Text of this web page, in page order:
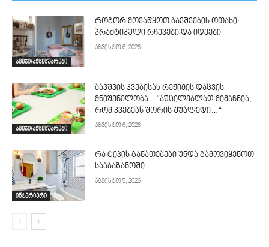
ავეჯი/აქსესუარები
როგორ მოვაწყოთ ბავშვების ოთახი:
პრაქტიკული რჩევები და იდეები
აგვისტო 6, 2026
ავეჯი/აქსესუარები
ბავშვის კვებისას რეჟიმის დაცვის
მნიშვნელობა – “აუცილებლად მიმაჩნია,
რომ კვებებს შორის შუალედი…“
აგვისტო 6, 2026
ინტერიერი
რა ტიპის განათებები უნდა გამოვიყენოთ
სააბაზანოში
აგვისტო 5, 2026